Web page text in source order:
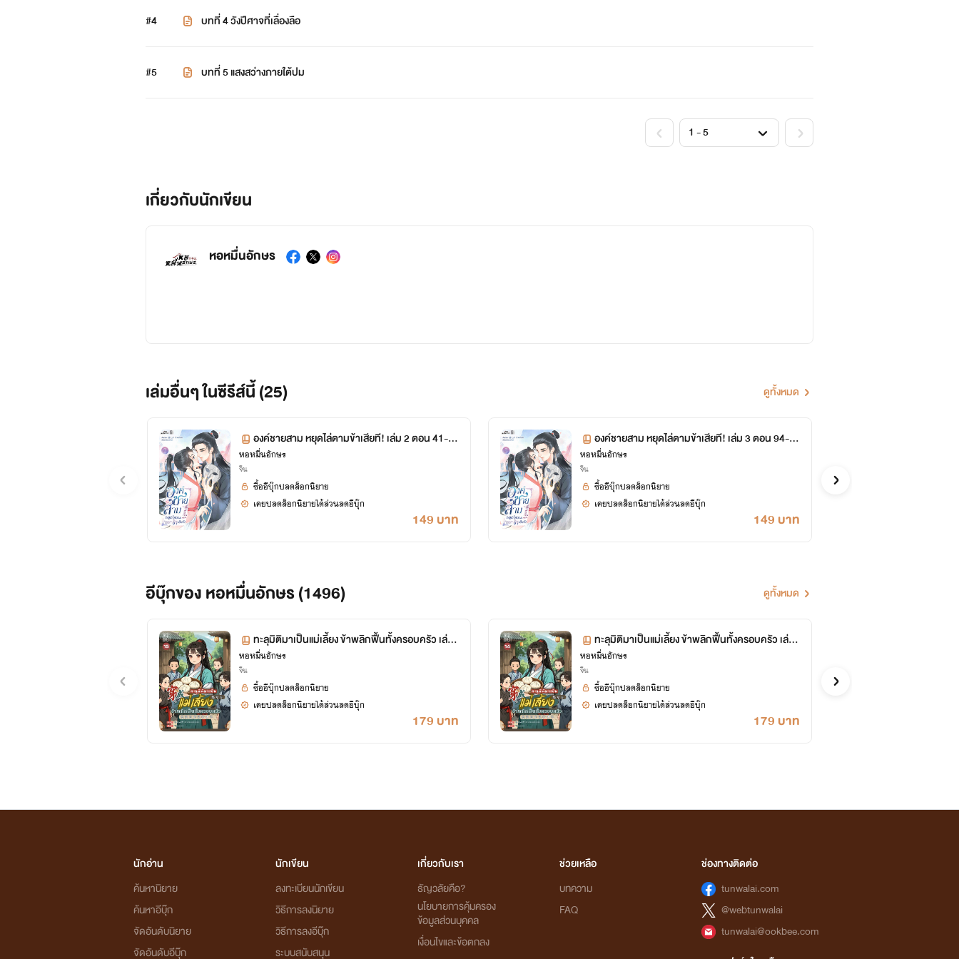
#4 บทที่ 4 วังปีศาจที่เลื่องลือ
#5 บทที่ 5 แสงสว่างภายใต้ปม
เกี่ยวกับนักเขียน
หอหมื่นอักษร
เล่มอื่นๆ ในซีรีส์นี้ (25) ดูทั้งหมด
องค์ชายสาม หยุดไล่ตามข้าเสียที! เล่ม 2 ตอน 41-9
3
หอหมื่นอักษร
จีน
149 บาท
ซื้ออีบุ๊กปลดล็อกนิยาย
เคยปลดล็อกนิยายได้ส่วนลดอีบุ๊ก
องค์ชายสาม หยุดไล่ตามข้าเสียที! เล่ม 3 ตอน 94-1
46
หอหมื่นอักษร
จีน
149 บาท
ซื้ออีบุ๊กปลดล็อกนิยาย
เคยปลดล็อกนิยายได้ส่วนลดอีบุ๊ก
อีบุ๊กของ หอหมื่นอักษร (1496) ดูทั้งหมด
ทะลุมิติมาเป็นแม่เลี้ยง ข้าพลิกฟื้นทั้งครอบครัว เล่ม
15 (จบ+ตอนพิเศษ)
หอหมื่นอักษร
จีน
179 บาท
ซื้ออีบุ๊กปลดล็อกนิยาย
เคยปลดล็อกนิยายได้ส่วนลดอีบุ๊ก
ทะลุมิติมาเป็นแม่เลี้ยง ข้าพลิกฟื้นทั้งครอบครัว เล่ม
14 ตอน 706-758
หอหมื่นอักษร
จีน
179 บาท
ซื้ออีบุ๊กปลดล็อกนิยาย
เคยปลดล็อกนิยายได้ส่วนลดอีบุ๊ก
นักอ่าน
ค้นหานิยาย
ค้นหาอีบุ๊ก
จัดอันดับนิยาย
จัดอันดับอีบุ๊ก
นักเขียน
ลงทะเบียนนักเขียน
วิธีการลงนิยาย
วิธีการลงอีบุ๊ก
ระบบสนับสนุน
เกี่ยวกับเรา
ธัญวลัยคือ?
นโยบายการคุ้มครอง
ข้อมูลส่วนบุคคล
เงื่อนไขและข้อตกลง
ช่วยเหลือ
บทความ
FAQ
ช่องทางติดต่อ
tunwalai.com
@webtunwalai
tunwalai@ookbee.com